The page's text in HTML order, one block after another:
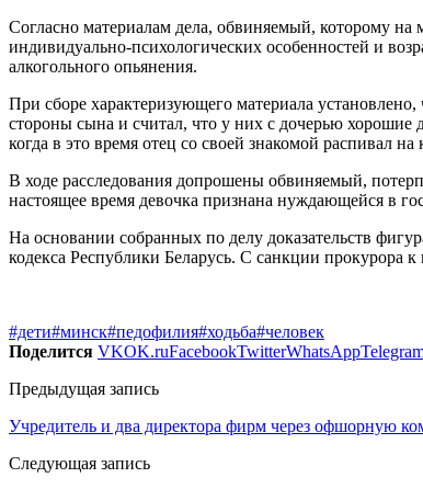
Согласно материалам дела, обвиняемый, которому
индивидуально-психологических особенностей и
алкогольного опьянения.
При сборе характеризующего материала
стороны сына и считал, что у них с дочерью хорошие
когда в это время отец со своей знакомой распивал на
В ходе расследования допрошены обвиняемый,
настоящее время девочка признана нуждающейся в
На основании собранных по делу доказательств
кодекса Республики Беларусь. С санкции прокурора
#дети#минск#педофилия#ходьба#человек
Поделится VKOK.ruFacebookTwitterWhatsApp
Предыдущая запись
Учредитель и два директора фирм через офшорную
Следующая запись